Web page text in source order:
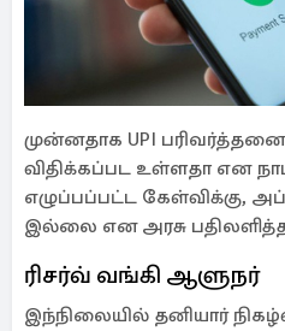
முன்னதாக UPI
விதிக்கப்பட உள்ளதா என
எழுப்பப்பட்ட கேள்விக்கு,
இல்லை என அரசு
ரிசர்வ் வங்கி ஆளுநர்
இந்நிலையில் தனியார்